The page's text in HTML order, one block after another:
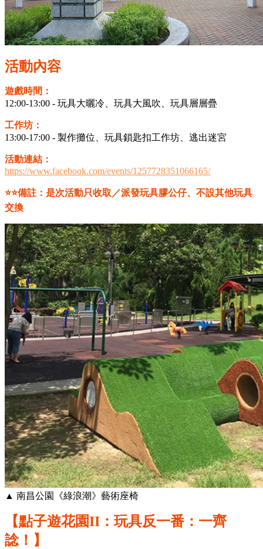
活動內容
遊戲時間：
12:00-13:00 - 玩具大曬冷、玩具大風吹、玩具層層疊
工作坊：
13:00-17:00 - 製作攤位、玩具鎖匙扣工作坊、逃出迷宮
活動連結：
https://www.facebook.com/events/1257728351066165/
⭐⭐備註：是次活動只收取／派發玩具膠公仔、不設其他玩具
交換
▲ 南昌公園《綠浪潮》藝術座椅
【點子遊花園II：玩具反一番：一齊
諗！】